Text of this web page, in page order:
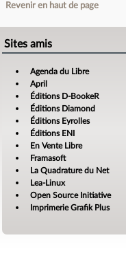
Revenir en haut de page
Sites amis
Agenda du Libre
April
Éditions D-BookeR
Éditions Diamond
Éditions Eyrolles
Éditions ENI
En Vente Libre
Framasoft
La Quadrature du Net
Lea-Linux
Open Source Initiative
Imprimerie Grafik Plus